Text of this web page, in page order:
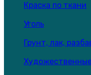
Краска по ткани
Уголь
Грунт, лак,